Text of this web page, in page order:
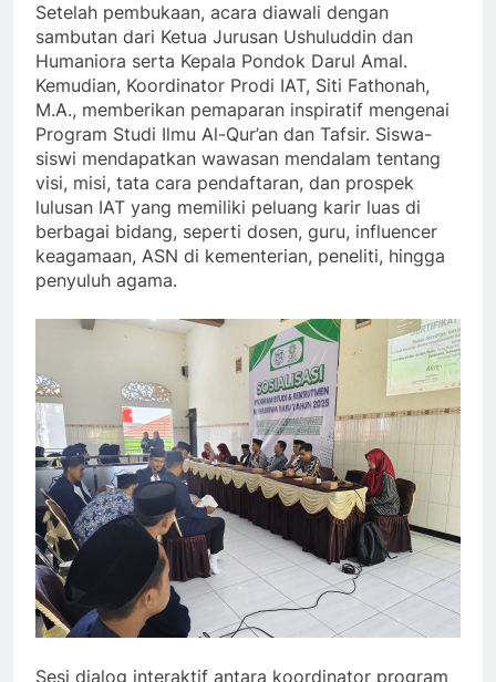
Setelah pembukaan, acara diawali dengan
sambutan dari Ketua Jurusan Ushuluddin dan
Humaniora serta Kepala Pondok Darul Amal.
Kemudian, Koordinator Prodi IAT, Siti Fathonah,
M.A., memberikan pemaparan inspiratif mengenai
Program Studi Ilmu Al-Qur’an dan Tafsir. Siswa-
siswi mendapatkan wawasan mendalam tentang
visi, misi, tata cara pendaftaran, dan prospek
lulusan IAT yang memiliki peluang karir luas di
berbagai bidang, seperti dosen, guru, influencer
keagamaan, ASN di kementerian, peneliti, hingga
penyuluh agama.
Sesi dialog interaktif antara koordinator program